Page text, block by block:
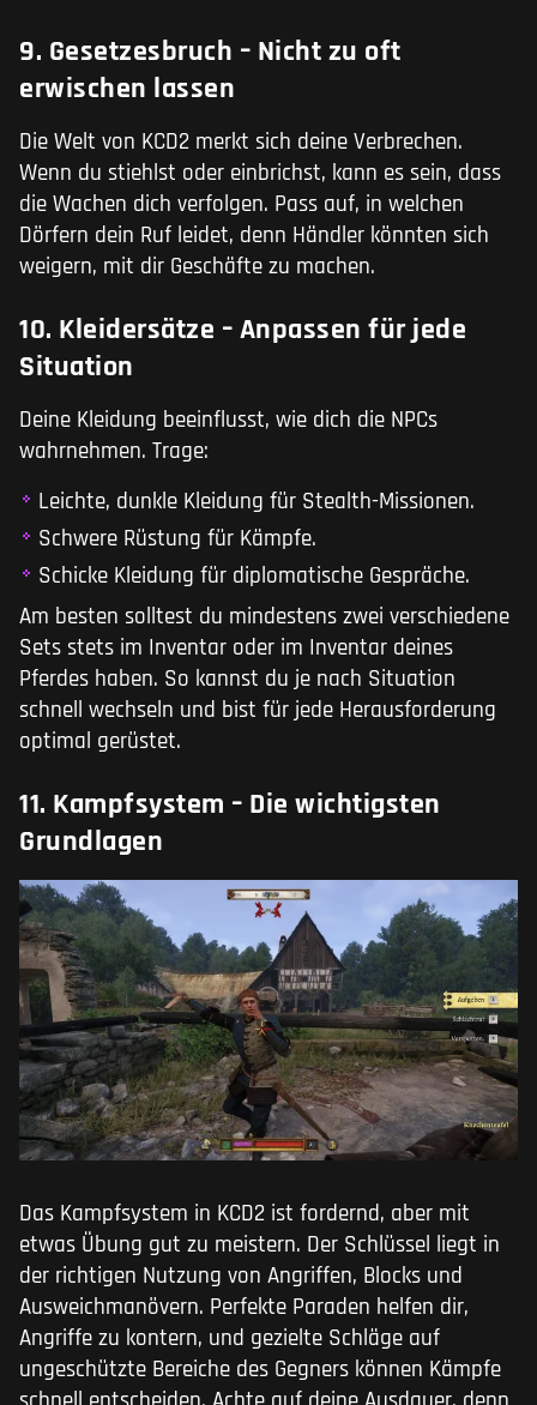
9. Gesetzesbruch – Nicht zu oft
erwischen lassen
Die Welt von KCD2 merkt sich deine Verbrechen.
Wenn du stiehlst oder einbrichst, kann es sein, dass
die Wachen dich verfolgen. Pass auf, in welchen
Dörfern dein Ruf leidet, denn Händler könnten sich
weigern, mit dir Geschäfte zu machen.
10. Kleidersätze – Anpassen für jede
Situation
Deine Kleidung beeinflusst, wie dich die NPCs
wahrnehmen. Trage:
Leichte, dunkle Kleidung für Stealth-Missionen.
Schwere Rüstung für Kämpfe.
Schicke Kleidung für diplomatische Gespräche.
Am besten solltest du mindestens zwei verschiedene
Sets stets im Inventar oder im Inventar deines
Pferdes haben. So kannst du je nach Situation
schnell wechseln und bist für jede Herausforderung
optimal gerüstet.
11. Kampfsystem – Die wichtigsten
Grundlagen
Das Kampfsystem in KCD2 ist fordernd, aber mit
etwas Übung gut zu meistern. Der Schlüssel liegt in
der richtigen Nutzung von Angriffen, Blocks und
Ausweichmanövern. Perfekte Paraden helfen dir,
Angriffe zu kontern, und gezielte Schläge auf
ungeschützte Bereiche des Gegners können Kämpfe